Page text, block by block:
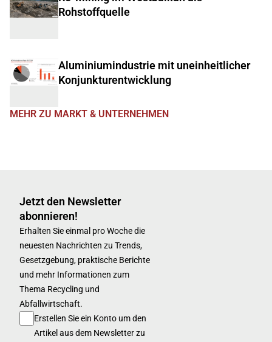
Rohstoffquelle
Aluminiumindustrie mit uneinheitlicher
Konjunkturentwicklung
MEHR ZU MARKT & UNTERNEHMEN
Jetzt den Newsletter
abonnieren!
Erhalten Sie einmal pro Woche die
neuesten Nachrichten zu Trends,
Gesetzgebung, praktische Berichte
und mehr Informationen zum
Thema Recycling und
Abfallwirtschaft.
Erstellen Sie ein Konto um den
Artikel aus dem Newsletter zu